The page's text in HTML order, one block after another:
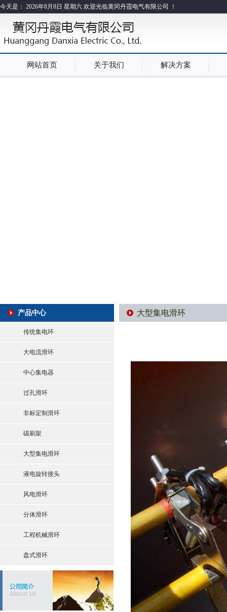
今天是： 2026年8月8日 星期六 欢迎光临黄冈丹霞电气有限公司 ！
网站首页 关于我们 解决方案
产品中心
传统集电环
大电流滑环
中心集电器
过孔滑环
非标定制滑环
碳刷架
大型集电滑环
液电旋转接头
风电滑环
分体滑环
工程机械滑环
盘式滑环
大型集电滑环